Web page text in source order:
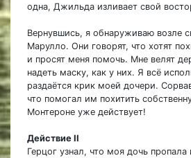
одна, Джильда изливает свой
Вернувшись, я обнаруживаю возле
Марулло. Они говорят, что хотят
и просят меня помочь. Мне велят
надеть маску, как у них. Я всё
раздаётся крик моей дочери.
что помогал им похитить
Монтероне уже действует!
Действие II
Герцог узнал, что моя дочь